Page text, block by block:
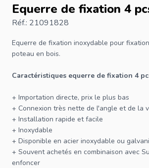
Equerre de fixation 4
Réf.: 21091828
Equerre de fixation inoxydable pour fixation
poteau en bois.
Caractéristiques equerre de fixation 4
+ Importation directe, prix le plus bas
+ Connexion très nette de l'angle et de la
+ Installation rapide et facile
+ Inoxydable
+ Disponible en acier inoxydable ou
+ Souvent achetés en combinaison avec
enfoncer